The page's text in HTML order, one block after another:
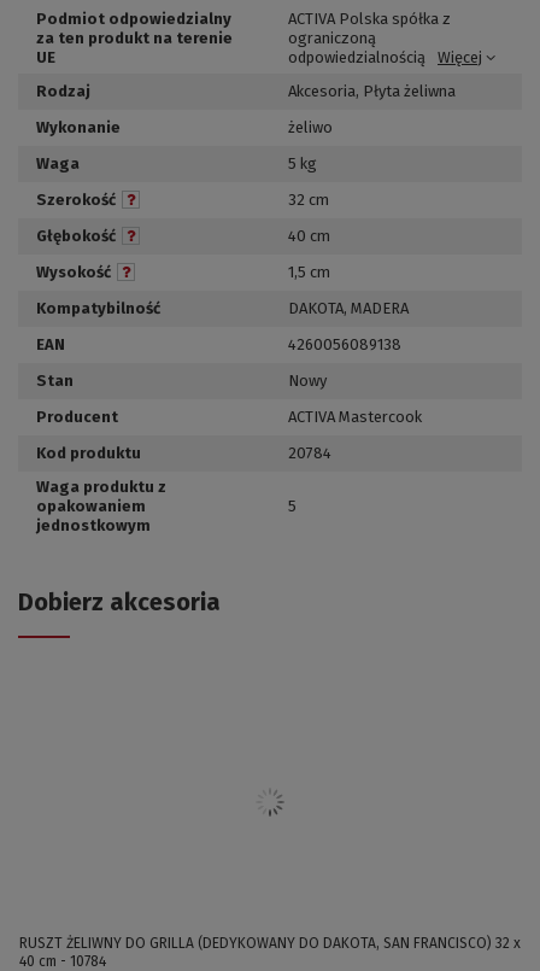
Podmiot odpowiedzialny
za ten produkt na terenie
UE
ACTIVA Polska spółka z
ograniczoną
odpowiedzialnością
Więcej
Rodzaj
Akcesoria, Płyta żeliwna
Wykonanie
żeliwo
Waga
5 kg
Szerokość
32 cm
Głębokość
40 cm
Wysokość
1,5 cm
Kompatybilność
DAKOTA, MADERA
EAN
4260056089138
Stan
Nowy
Producent
ACTIVA Mastercook
Kod produktu
20784
Waga produktu z
opakowaniem
jednostkowym
5
Dobierz akcesoria
RUSZT ŻELIWNY DO GRILLA (DEDYKOWANY DO DAKOTA, SAN FRANCISCO) 32 x
40 cm - 10784